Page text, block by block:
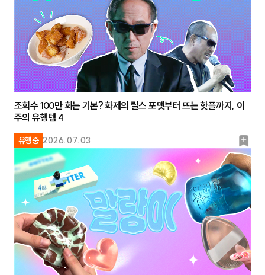
유행중 2026.07.03
북
마
크
조회수 100만 회는 기본? 화제의 릴스 포맷부터 뜨는 핫플까지, 이
주의 유행템 4